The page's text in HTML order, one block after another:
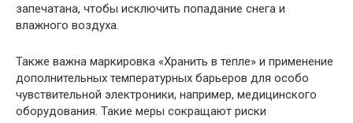
запечатана, чтобы исключить попадание снега и
влажного воздуха.
Также важна маркировка «Хранить в тепле» и применение
дополнительных температурных барьеров для особо
чувствительной электроники, например, медицинского
оборудования. Такие меры сокращают риски